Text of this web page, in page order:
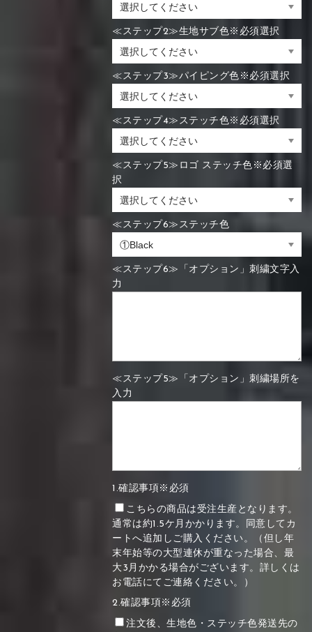
≪ステップ2≫生地サブ色※必須選択
≪ステップ3≫パイピング色※必須選択
≪ステップ4≫ステッチ色※必須選択
≪ステップ5≫ロゴ ステッチ色※必須選
択
≪ステップ6≫ステッチ色
≪ステップ6≫「オプション」刺繍文字入
力
≪ステップ5≫「オプション」刺繍場所を
入力
1.確認事項※必須
こちらの商品は受注生産となります。
通常は約1.5ケ月かかります。同意してカ
ートへ追加しご購入ください。（但し年
末年始等の大型連休が重なった場合、最
大3月かかる場合がございます。詳しくは
お電話にてご連絡ください。）
2.確認事項※必須
注文後、生地色・ステッチ色発送先の